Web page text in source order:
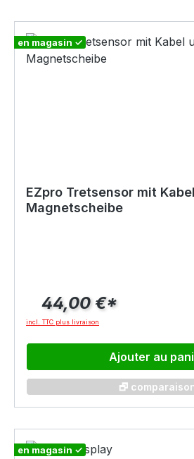
en magasin ✓
EZpro Tretsensor mit
Magnetscheibe
44,00 €*
incl. TTC plus livraison
Ajouter au
🗗
en magasin ✓